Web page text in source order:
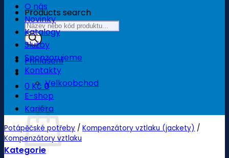
Products search
Přihlášení
0 Kč 0
Košík
O nás
Novinky
Katalogy
Služby
Sponzorujeme
Kontakty
Velkoobchod
E-shop
Kariéra
Potápěčské potřeby / Kompenzátory vztlaku (jackety) /
Kompenzátory vztlaku
Kategorie